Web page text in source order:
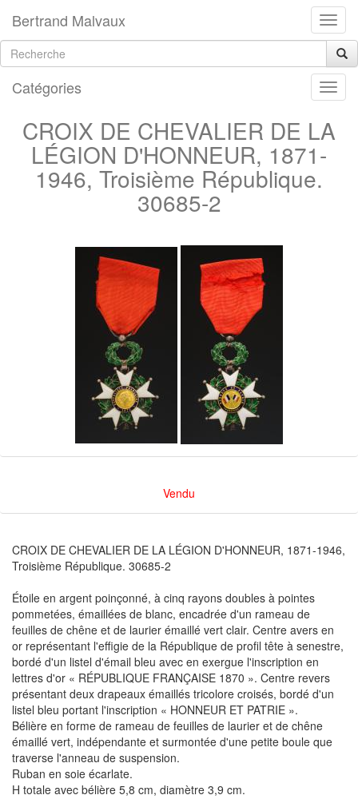
Bertrand Malvaux
Catégories
CROIX DE CHEVALIER DE LA
LÉGION D'HONNEUR, 1871-
1946, Troisième République.
30685-2
Vendu
CROIX DE CHEVALIER DE LA LÉGION D'HONNEUR, 1871-1946,
Troisième République. 30685-2
Étoile en argent poinçonné, à cinq rayons doubles à pointes
pommetées, émaillées de blanc, encadrée d'un rameau de
feuilles de chêne et de laurier émaillé vert clair. Centre avers en
or représentant l'effigie de la République de profil tête à senestre,
bordé d'un listel d'émail bleu avec en exergue l'inscription en
lettres d'or « RÉPUBLIQUE FRANÇAISE 1870 ». Centre revers
présentant deux drapeaux émaillés tricolore croisés, bordé d'un
listel bleu portant l'inscription « HONNEUR ET PATRIE ».
Bélière en forme de rameau de feuilles de laurier et de chêne
émaillé vert, indépendante et surmontée d'une petite boule que
traverse l'anneau de suspension.
Ruban en soie écarlate.
H totale avec bélière 5,8 cm, diamètre 3,9 cm.